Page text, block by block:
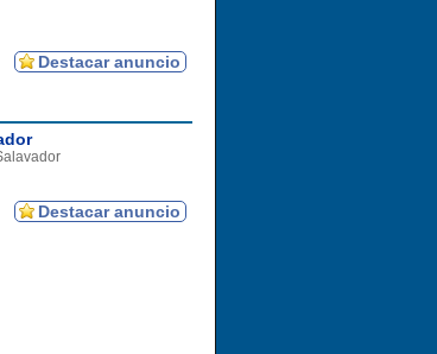
Destacar anuncio
Destacar anuncio